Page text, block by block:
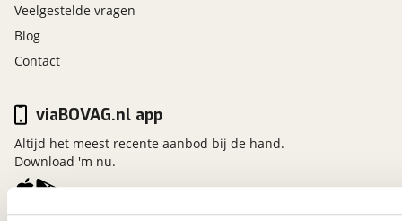
Veelgestelde vragen
Blog
Contact
viaBOVAG.nl app
Altijd het meest recente aanbod bij de hand.
Download 'm nu.